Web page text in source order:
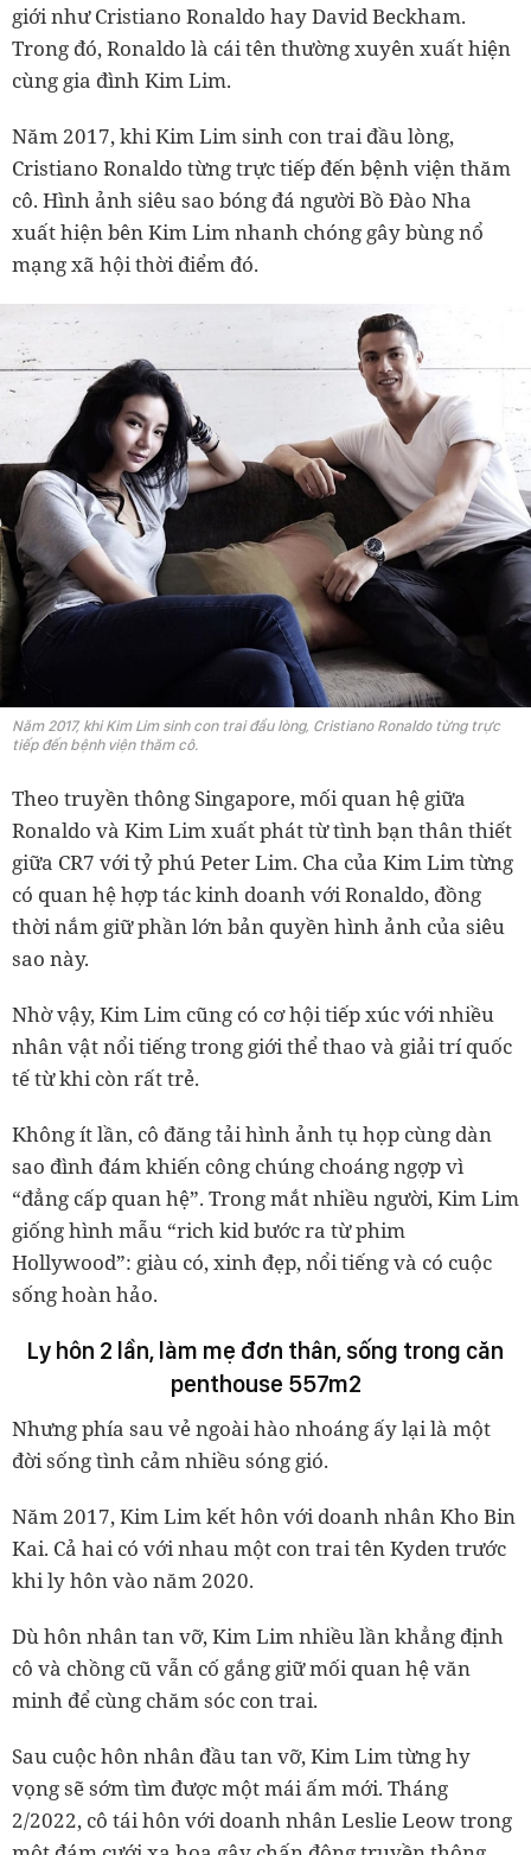
giới như Cristiano Ronaldo hay David Beckham.
Trong đó, Ronaldo là cái tên thường xuyên xuất hiện
cùng gia đình Kim Lim.
Năm 2017, khi Kim Lim sinh con trai đầu lòng,
Cristiano Ronaldo từng trực tiếp đến bệnh viện thăm
cô. Hình ảnh siêu sao bóng đá người Bồ Đào Nha
xuất hiện bên Kim Lim nhanh chóng gây bùng nổ
mạng xã hội thời điểm đó.
Năm 2017, khi Kim Lim sinh con trai đầu lòng, Cristiano Ronaldo từng trực
tiếp đến bệnh viện thăm cô.
Theo truyền thông Singapore, mối quan hệ giữa
Ronaldo và Kim Lim xuất phát từ tình bạn thân thiết
giữa CR7 với tỷ phú Peter Lim. Cha của Kim Lim từng
có quan hệ hợp tác kinh doanh với Ronaldo, đồng
thời nắm giữ phần lớn bản quyền hình ảnh của siêu
sao này.
Nhờ vậy, Kim Lim cũng có cơ hội tiếp xúc với nhiều
nhân vật nổi tiếng trong giới thể thao và giải trí quốc
tế từ khi còn rất trẻ.
Không ít lần, cô đăng tải hình ảnh tụ họp cùng dàn
sao đình đám khiến công chúng choáng ngợp vì
“đẳng cấp quan hệ”. Trong mắt nhiều người, Kim Lim
giống hình mẫu “rich kid bước ra từ phim
Hollywood”: giàu có, xinh đẹp, nổi tiếng và có cuộc
sống hoàn hảo.
Ly hôn 2 lần, làm mẹ đơn thân, sống trong căn
penthouse 557m2
Nhưng phía sau vẻ ngoài hào nhoáng ấy lại là một
đời sống tình cảm nhiều sóng gió.
Năm 2017, Kim Lim kết hôn với doanh nhân Kho Bin
Kai. Cả hai có với nhau một con trai tên Kyden trước
khi ly hôn vào năm 2020.
Dù hôn nhân tan vỡ, Kim Lim nhiều lần khẳng định
cô và chồng cũ vẫn cố gắng giữ mối quan hệ văn
minh để cùng chăm sóc con trai.
Sau cuộc hôn nhân đầu tan vỡ, Kim Lim từng hy
vọng sẽ sớm tìm được một mái ấm mới. Tháng
2/2022, cô tái hôn với doanh nhân Leslie Leow trong